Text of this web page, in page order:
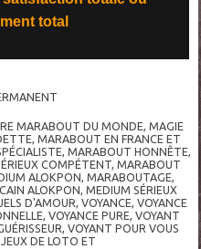
total
MARABOUT DU MONDE, MAGIE
, MARABOUT EN FRANCE ET
,MARABOUT HONNÊTE,
COMPÉTENT, MARABOUT
ALOKPON,MARABOUTAGE,
ALOKPON,MEDIUM SÉRIEUX
D'AMOUR,VOYANCE,VOYANCE
, VOYANCE PURE, VOYANT
, VOYANT POUR VOUS
DE LOTO ET